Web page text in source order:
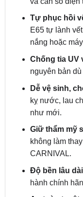
E65 tự lành
nắng hoặc
Chống tia UV
nguyên bản
Dễ vệ sinh,
kỵ nước, lau
như mới.
Giữ thẩm mỹ
không làm
CARNIVAL.
Độ bền lâu
hành chính
An toàn tuyệt
bấm cảm ứng,